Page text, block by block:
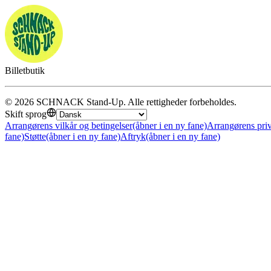
Billetbutik
© 2026 SCHNACK Stand-Up. Alle rettigheder forbeholdes.
Skift sprog
Arrangørens vilkår og betingelser(åbner i en ny fane)Arrangørens
fane)Støtte(åbner i en ny fane)Aftryk(åbner i en ny fane)